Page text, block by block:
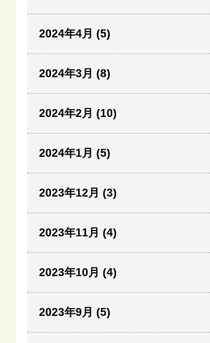
2024年4月 (5)
2024年3月 (8)
2024年2月 (10)
2024年1月 (5)
2023年12月 (3)
2023年11月 (4)
2023年10月 (4)
2023年9月 (5)